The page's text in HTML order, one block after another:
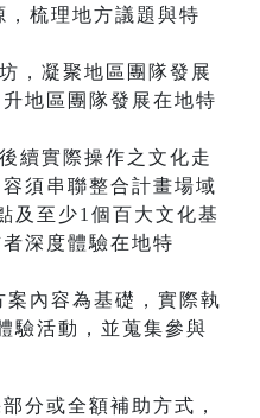
梳理地方議題與特
，凝聚地區團隊發展
地區團隊發展在地特
續實際操作之文化走
須串聯整合計畫場域
及至少1個百大文化基
深度體驗在地特
內容為基礎，實際執
驗活動，並蒐集參與
分或全額補助方式，